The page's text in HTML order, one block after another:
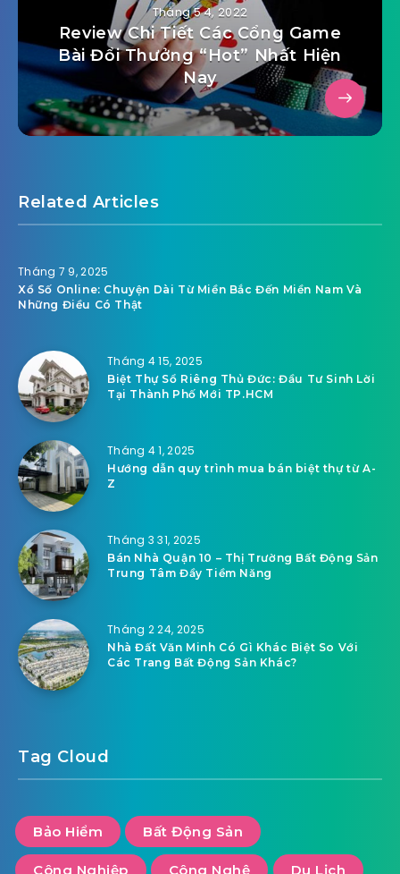
Tháng 5 4, 2022
Review Chi Tiết Các Cổng Game
Bài Đổi Thưởng “Hot” Nhất Hiện
Nay
Related Articles
Tháng 7 9, 2025
Xổ Số Online: Chuyện Dài Từ Miền Bắc Đến Miền Nam Và
Những Điều Có Thật
Tháng 4 15, 2025
Biệt Thự Sổ Riêng Thủ Đức: Đầu Tư Sinh Lời
Tại Thành Phố Mới TP.HCM
Tháng 4 1, 2025
Hướng dẫn quy trình mua bán biệt thự từ A-
Z
Tháng 3 31, 2025
Bán Nhà Quận 10 – Thị Trường Bất Động Sản
Trung Tâm Đầy Tiềm Năng
Tháng 2 24, 2025
Nhà Đất Văn Minh Có Gì Khác Biệt So Với
Các Trang Bất Động Sản Khác?
Tag Cloud
Bảo Hiểm Bất Động Sản
Công Nghiệp Công Nghệ Du Lịch